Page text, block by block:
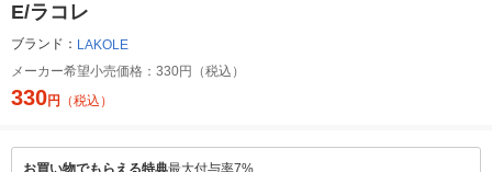
E/ラコレ
ブランド： LAKOLE
メーカー希望小売価格： 330円（税込）
330円 （税込）